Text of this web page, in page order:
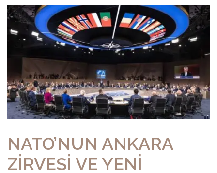
NATO’NUN ANKARA
ZİRVESİ VE YENİ